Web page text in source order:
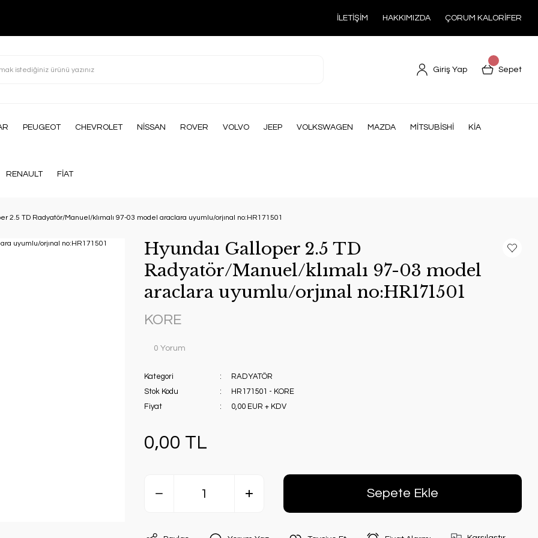
İLETİŞİM HAKKIMIZDA ÇORUM KALORİFER
Giriş Yap Sepet
PEUGEOT CHEVROLET NİSSAN ROVER VOLVO JEEP VOLKSWAGEN MAZDA MİTSUBİSHİ KİA
RENAULT FİAT
2.5 TD Radyatör/Manuel/klımalı 97-03 model araclara uyumlu/orjınal no:HR171501
Hyundaı Galloper 2.5 TD
Radyatör/Manuel/klımalı 97-03 model
araclara uyumlu/orjınal no:HR171501
KORE
0 Yorum
Kategori
RADYATÖR
Stok Kodu
HR171501 - KORE
Fiyat
0,00 EUR + KDV
0,00 TL
Sepete Ekle